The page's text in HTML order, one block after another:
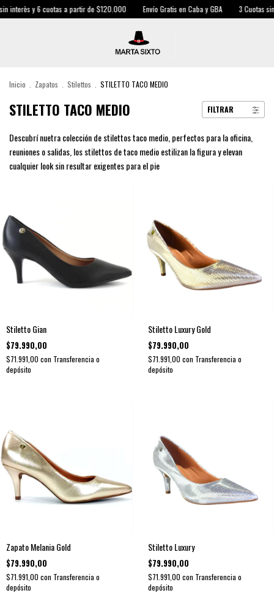
6 cuotas a partir de $120.000 Envío Gratis en Caba y GBA 3 Cuotas sin interès
Inicio Zapatos Stilettos STILETTO TACO MEDIO
STILETTO TACO MEDIO FILTRAR
Descubrí nuetra colección de stilettos taco medio, perfectos para la oficina,
reuniones o salidas, los stilettos de taco medio estilizan la figura y elevan
cualquier look sin resultar exigentes para el pie
Stiletto Gian
$79.990,00
$71.991,00 con Transferencia o
depósito
Stiletto Luxury Gold
$79.990,00
$71.991,00 con Transferencia o
depósito
Zapato Melania Gold
$79.990,00
$71.991,00 con Transferencia o
depósito
Stiletto Luxury
$79.990,00
$71.991,00 con Transferencia o
depósito